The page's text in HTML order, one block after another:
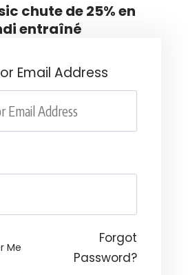
chute de 25% en
entraîné
Email Address
Me
Forgot
Password?